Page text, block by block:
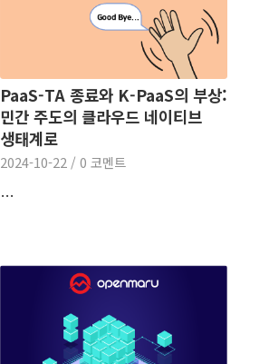
PaaS-TA 종료와 K-PaaS의 부상:
민간 주도의 클라우드 네이티브
생태계로
2024-10-22 / 0 코멘트
…